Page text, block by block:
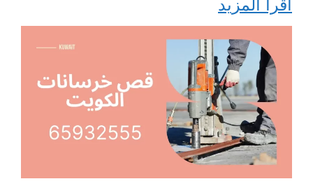
اقرأ المزيد